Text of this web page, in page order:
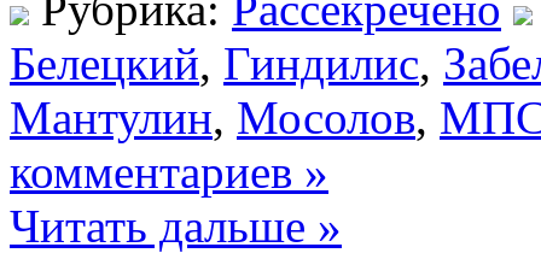
Белецкий, Гиндилис,
Мантулин, Мосолов,
комментариев »
Читать дальше »